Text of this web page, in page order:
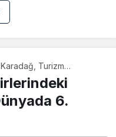
Karadağ, Turizm
Gelirlerindeki Büyüme
Açısından Dünyada 6.
Sırada
6.